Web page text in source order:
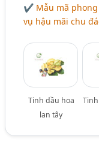
✔ Mẫu mã phong
vụ hậu mãi chu
Tinh dầu hoa
lan tây